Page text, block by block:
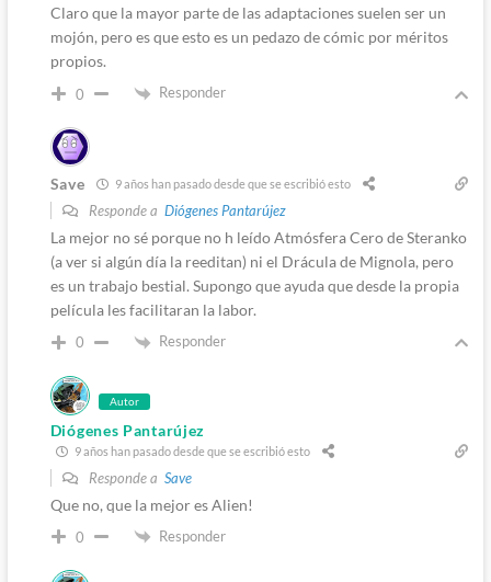
Claro que la mayor parte de las adaptaciones suelen ser un
mojón, pero es que esto es un pedazo de cómic por méritos
propios.
0 Responder
Save 9 años han pasado desde que se escribió esto
Responde a Diógenes Pantarújez
La mejor no sé porque no h leído Atmósfera Cero de Steranko
(a ver si algún día la reeditan) ni el Drácula de Mignola, pero
es un trabajo bestial. Supongo que ayuda que desde la propia
película les facilitaran la labor.
0 Responder
Autor
Diógenes Pantarújez
9 años han pasado desde que se escribió esto
Responde a Save
Que no, que la mejor es Alien!
0 Responder